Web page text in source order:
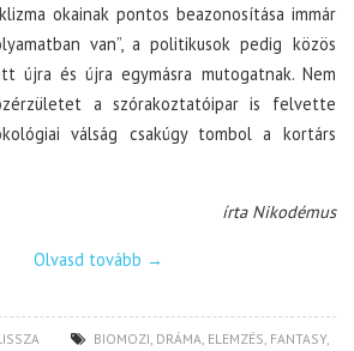
okainak pontos beazonosítása immár
van”, a politikusok pedig közös
újra és újra egymásra mutogatnak. Nem
a szórakoztatóipar is felvette
válság csakúgy tombol a kortárs
írta Nikodémus
Olvasd tovább →
BIOMOZI DRÁMA ELEMZÉS FANTASY,